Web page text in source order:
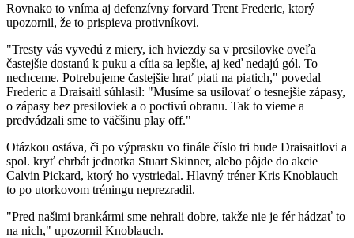
Rovnako to vníma aj defenzívny forvard Trent Frederic, ktorý
upozornil, že to prispieva protivníkovi.
"Tresty vás vyvedú z miery, ich hviezdy sa v presilovke oveľa
častejšie dostanú k puku a cítia sa lepšie, aj keď nedajú gól. To
nechceme. Potrebujeme častejšie hrať piati na piatich," povedal
Frederic a Draisaitl súhlasil: "Musíme sa usilovať o tesnejšie zápasy,
o zápasy bez presiloviek a o poctivú obranu. Tak to vieme a
predvádzali sme to väčšinu play off."
Otázkou ostáva, či po výprasku vo finále číslo tri bude Draisaitlovi a
spol. kryť chrbát jednotka Stuart Skinner, alebo pôjde do akcie
Calvin Pickard, ktorý ho vystriedal. Hlavný tréner Kris Knoblauch
to po utorkovom tréningu neprezradil.
"Pred našimi brankármi sme nehrali dobre, takže nie je fér hádzať to
na nich," upozornil Knoblauch.